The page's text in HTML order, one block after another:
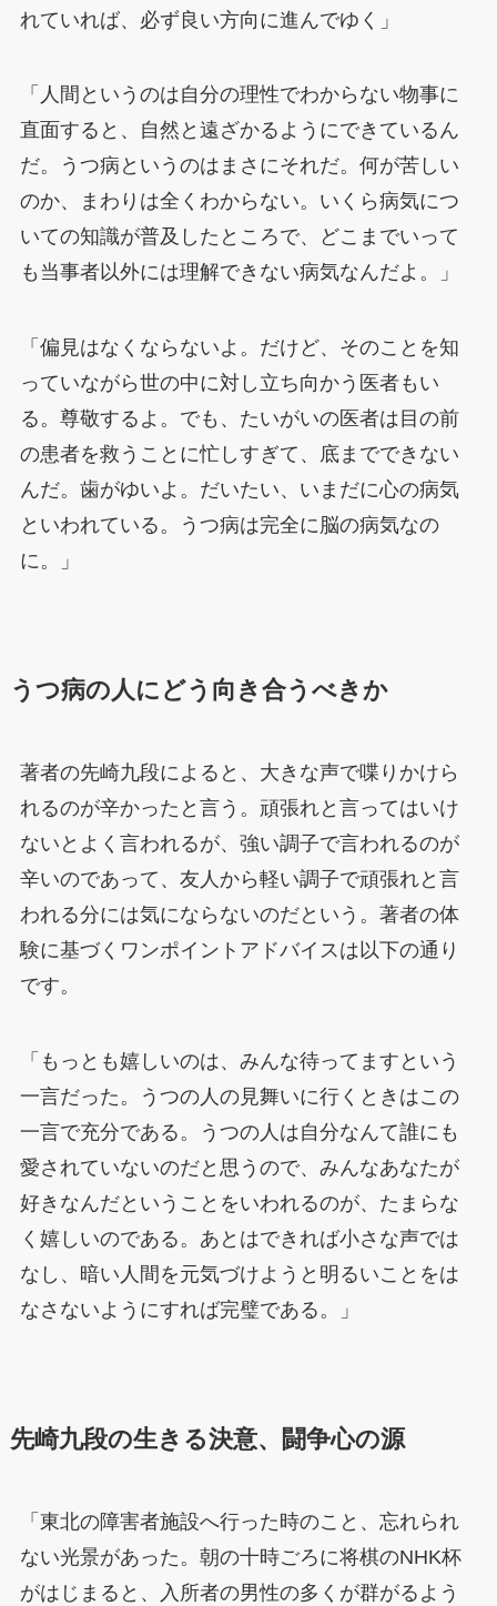
れていれば、必ず良い方向に進んでゆく」
「人間というのは自分の理性でわからない物事に
直面すると、自然と遠ざかるようにできているん
だ。うつ病というのはまさにそれだ。何が苦しい
のか、まわりは全くわからない。いくら病気につ
いての知識が普及したところで、どこまでいって
も当事者以外には理解できない病気なんだよ。」
「偏見はなくならないよ。だけど、そのことを知
っていながら世の中に対し立ち向かう医者もい
る。尊敬するよ。でも、たいがいの医者は目の前
の患者を救うことに忙しすぎて、底までできない
んだ。歯がゆいよ。だいたい、いまだに心の病気
といわれている。うつ病は完全に脳の病気なの
に。」
うつ病の人にどう向き合うべきか
著者の先崎九段によると、大きな声で喋りかけら
れるのが辛かったと言う。頑張れと言ってはいけ
ないとよく言われるが、強い調子で言われるのが
辛いのであって、友人から軽い調子で頑張れと言
われる分には気にならないのだという。著者の体
験に基づくワンポイントアドバイスは以下の通り
です。
「もっとも嬉しいのは、みんな待ってますという
一言だった。うつの人の見舞いに行くときはこの
一言で充分である。うつの人は自分なんて誰にも
愛されていないのだと思うので、みんなあなたが
好きなんだということをいわれるのが、たまらな
く嬉しいのである。あとはできれば小さな声では
なし、暗い人間を元気づけようと明るいことをは
なさないようにすれば完璧である。」
先崎九段の生きる決意、闘争心の源
「東北の障害者施設へ行った時のこと、忘れられ
ない光景があった。朝の十時ごろに将棋のNHK杯
がはじまると、入所者の男性の多くが群がるよう